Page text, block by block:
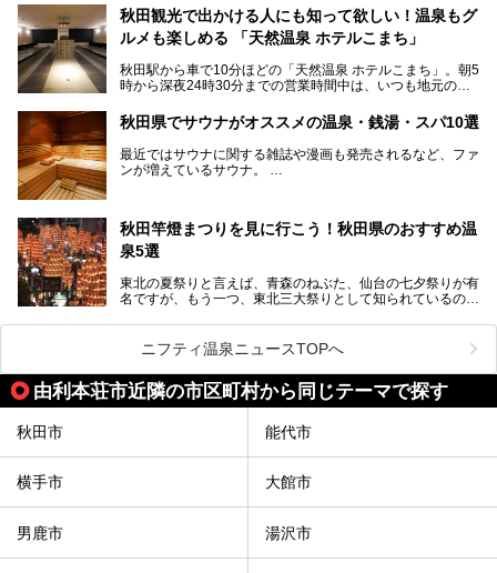
界自然遺産に登録された白神山地のほか、多くの国立公園・
国定公園を擁しています。
「あきたこまち」に代表される米の生産量は国内第3位。米
ハタハタ・しょっつる（魚醤）といった独特の食材も豊富で
す。
げ」など、全国的に有名な催しも多い秋田県。観光旅行にも
役立つ、県内のおすすめスーパー銭湯＆立ち寄り湯情報をご
紹介します。
秋田観光で出かける人にも知って欲しい！温泉もグ
ルメも楽しめる 「天然温泉 ホテルこまち」
秋田駅から車で10分ほどの「天然温泉 ホテルこまち」。朝5
時から深夜24時30分までの営業時間中は、いつも地元の人
岩盤浴入り放題なのに1泊3,500円からと破格の安さ！
観光にも便利な「天然温泉 ホテルこまち」の魅力をたっぷ
りお届けします。
秋田県でサウナがオススメの温泉・銭湯・スパ10選
最近ではサウナに関する雑誌や漫画も発売されるなど、ファ
ンが増えているサウナ。
こだわりを持つ施設も増えています。
今回はそんな今話題のサウナが楽しめる、秋田県内にあるオ
ススメ温泉・銭湯・スパを10件まとめてご紹介します。
秋田竿燈まつりを見に行こう！秋田県のおすすめ温
泉5選
東北の夏祭りと言えば、青森のねぶた、仙台の七夕祭りが有
名ですが、もう一つ、東北三大祭りとして知られているのが
毎年8月3日から6日に行われる「秋田竿燈まつり」は、たく
さんの提灯をぶらさげた大きな竿燈を「ドッコイショ」の掛
け声にあわせて秋田駅周辺を練り歩きます。
竿燈の数は230本、１万個の提灯がまるで天の川のように連
なり、秋田の夜を照らします。
竿燈まつりを見た後は、秋田の温泉で骨休め。秋田美人を生
ニフティ温泉ニュースTOPへ
由利本荘市近隣の市区町村から同じテーマで探す
秋田市 能代市
横手市 大館市
男鹿市 湯沢市